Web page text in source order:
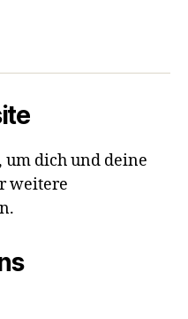
um dich und deine
weitere